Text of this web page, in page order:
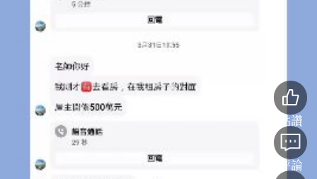
點讚
評論